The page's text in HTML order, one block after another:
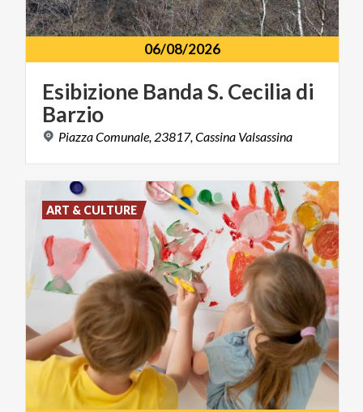
06/08/2026
Esibizione BandaS. Cecilia di
Barzio
PiazzaComunale, 23817,Cassina Valsassina
ART & CULTURE